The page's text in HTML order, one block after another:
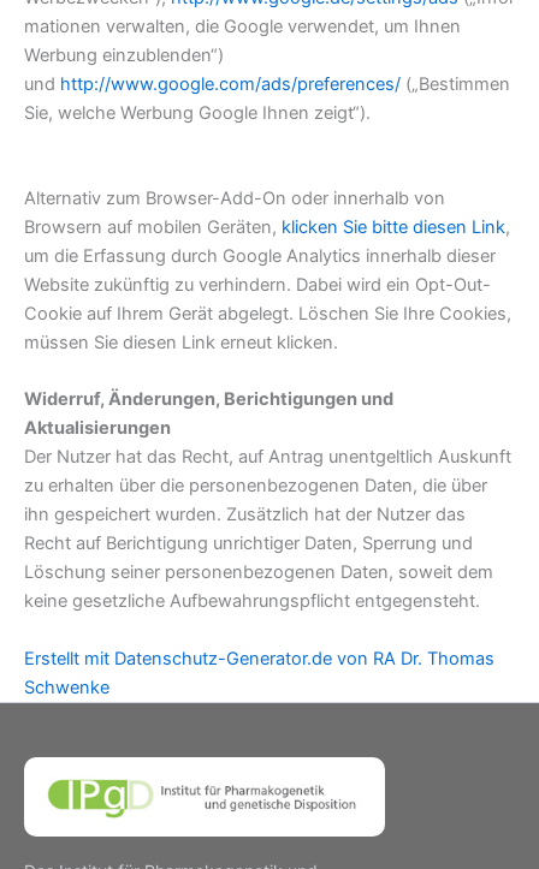
mationen verwalten, die Google verwendet, um Ihnen
Werbung einzublenden“)
und http://www.google.com/ads/preferences/ („Bestimmen
Sie, welche Werbung Google Ihnen zeigt“).
Alternativ zum Browser-Add-On oder innerhalb von
Browsern auf mobilen Geräten, klicken Sie bitte diesen Link,
um die Erfassung durch Google Analytics innerhalb dieser
Website zukünftig zu verhindern. Dabei wird ein Opt-Out-
Cookie auf Ihrem Gerät abgelegt. Löschen Sie Ihre Cookies,
müssen Sie diesen Link erneut klicken.
Widerruf, Änderungen, Berichtigungen und
Aktualisierungen
Der Nutzer hat das Recht, auf Antrag unentgeltlich Auskunft
zu erhalten über die personenbezogenen Daten, die über
ihn gespeichert wurden. Zusätzlich hat der Nutzer das
Recht auf Berichtigung unrichtiger Daten, Sperrung und
Löschung seiner personenbezogenen Daten, soweit dem
keine gesetzliche Aufbewahrungspflicht entgegensteht.
Erstellt mit Datenschutz-Generator.de von RA Dr. Thomas
Schwenke